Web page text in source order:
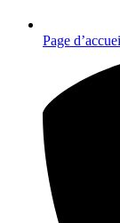
Page